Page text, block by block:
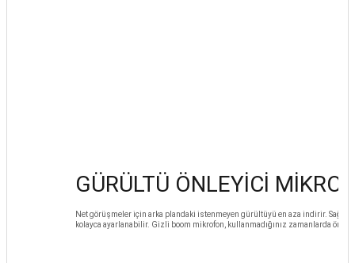
GÜRÜLTÜ ÖNLEYİCİ
Net görüşmeler için arka plandaki istenmeyen gürültüyü en aza indirir. Sağ
kolayca ayarlanabilir. Gizli boom mikrofon, kullanmadığınız zamanlarda